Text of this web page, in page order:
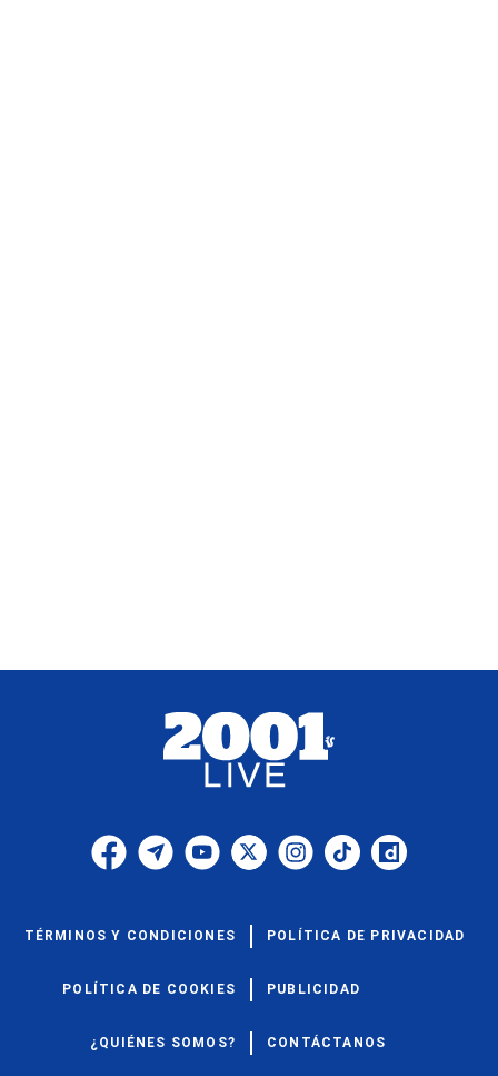
TÉRMINOS Y CONDICIONES POLÍTICA DE PRIVACIDAD
POLÍTICA DE COOKIES PUBLICIDAD
¿QUIÉNES SOMOS? CONTÁCTANOS